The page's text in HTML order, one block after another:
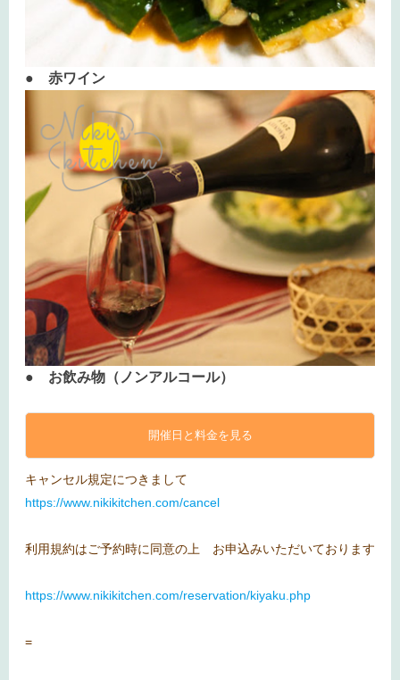
● 赤ワイン
● お飲み物（ノンアルコール）
開催日と料金を見る
キャンセル規定につきまして
https://www.nikikitchen.com/cancel
利用規約はご予約時に同意の上 お申込みいただいております
https://www.nikikitchen.com/reservation/kiyaku.php
=